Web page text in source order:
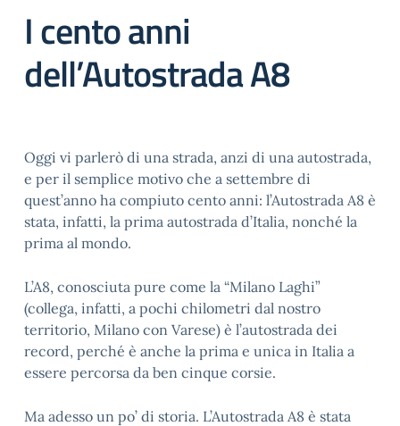
I cento anni
dell’Autostrada A8
Oggi vi parlerò di una strada, anzi di una autostrada,
e per il semplice motivo che a settembre di
quest’anno ha compiuto cento anni: l’Autostrada A8 è
stata, infatti, la prima autostrada d’Italia, nonché la
prima al mondo.
L’A8, conosciuta pure come la “Milano Laghi”
(collega, infatti, a pochi chilometri dal nostro
territorio, Milano con Varese) è l’autostrada dei
record, perché è anche la prima e unica in Italia a
essere percorsa da ben cinque corsie.
Ma adesso un po’ di storia. L’Autostrada A8 è stata